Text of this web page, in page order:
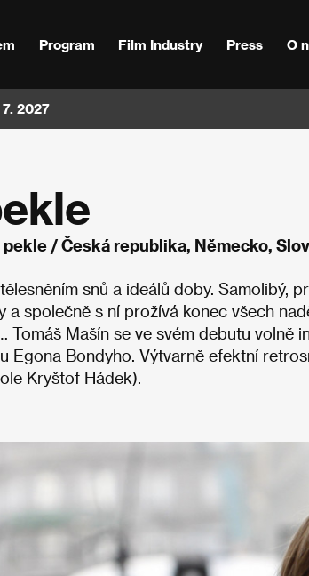
Program Film Industry Press O
2027
pekle / Česká republika, Německo,
snů a ideálů doby. Samolibý,
a společně s ní prožívá konec všech
Tomáš Mašín se ve svém debutu volně
Egona Bondyho. Výtvarně efektní
Kryštof Hádek).